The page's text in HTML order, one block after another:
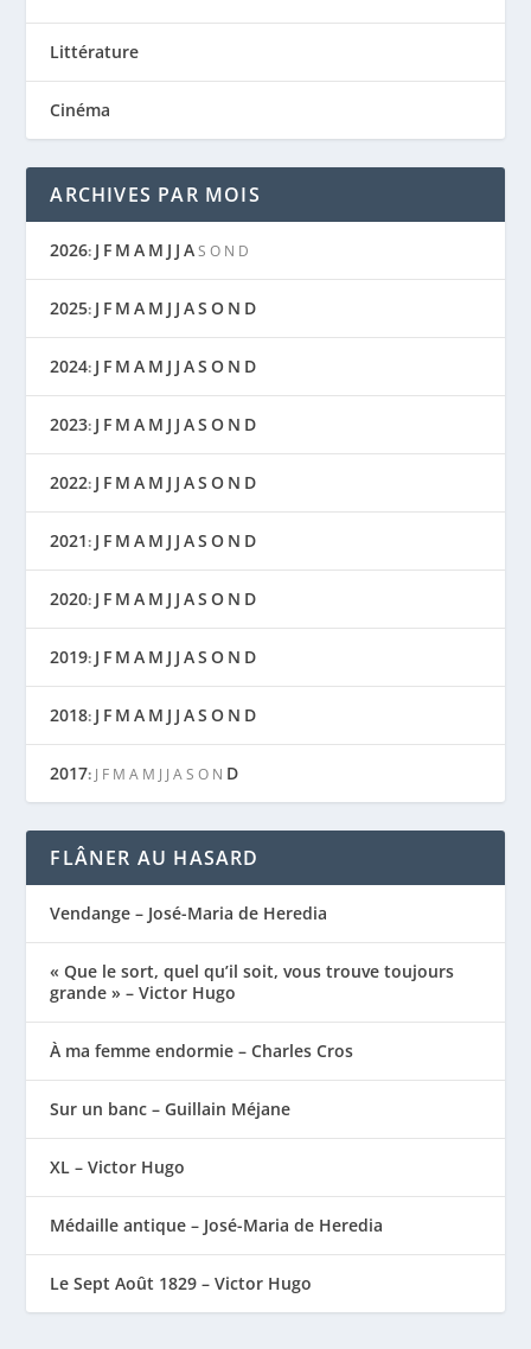
Littérature
Cinéma
ARCHIVES PAR MOIS
2026: J F M A M J J A S O N D
2025: J F M A M J J AS O N D
2024: J F M A M J J AS O N D
2023: J F M A M J J AS O N D
2022: J F M A M J J AS O N D
2021: J F M A M J J AS O N D
2020: J F M A M J J AS O N D
2019: J F M A M J J AS O N D
2018: J F M A M J J AS O N D
2017: J F M A M J J A S O N D
FLÂNER AU HASARD
Vendange – José-Maria de Heredia
« Que le sort, quel qu’il soit, vous trouve toujours
grande » – Victor Hugo
À ma femme endormie – Charles Cros
Sur un banc – Guillain Méjane
XL – Victor Hugo
Médaille antique – José-Maria de Heredia
Le Sept Août 1829 – Victor Hugo